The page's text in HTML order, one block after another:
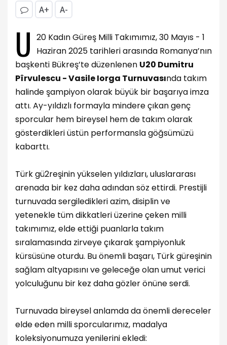
A+ A-
U 20 Kadın Güreş Milli Takımımız, 30 Mayıs - 1
Haziran 2025 tarihleri arasında Romanya’nın
başkenti Bükreş’te düzenlenen U20 Dumitru
Pîrvulescu - Vasile Iorga Turnuvasında takım
halinde şampiyon olarak büyük bir başarıya imza
attı. Ay-yıldızlı formayla mindere çıkan genç
sporcular hem bireysel hem de takım olarak
gösterdikleri üstün performansla göğsümüzü
kabarttı.
Türk gü2reşinin yükselen yıldızları, uluslararası
arenada bir kez daha adından söz ettirdi. Prestijli
turnuvada sergiledikleri azim, disiplin ve
yetenekle tüm dikkatleri üzerine çeken milli
takımımız, elde ettiği puanlarla takım
sıralamasında zirveye çıkarak şampiyonluk
kürsüsüne oturdu. Bu önemli başarı, Türk güreşinin
sağlam altyapısını ve geleceğe olan umut verici
yolculuğunu bir kez daha gözler önüne serdi.
Turnuvada bireysel anlamda da önemli dereceler
elde eden milli sporcularımız, madalya
koleksiyonumuza yenilerini ekledi: